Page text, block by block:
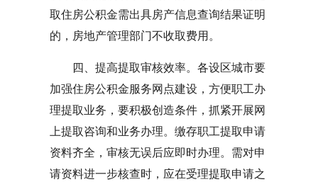
取住房公积金需出具房产信息查询结果证明
的，房地产管理部门不收取费用。
四、提高提取审核效率。各设区城市要
加强住房公积金服务网点建设，方便职工办
理提取业务，要积极创造条件，抓紧开展网
上提取咨询和业务办理。缴存职工提取申请
资料齐全，审核无误后应即时办理。需对申
请资料进一步核查时，应在受理提取申请之